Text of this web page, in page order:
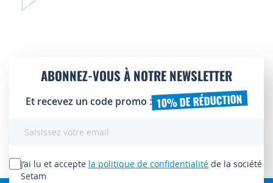
ABONNEZ-VOUS À NOTRE NEWSLETTER
Et recevez un code promo : 10% DE RÉDUCTION
lettre
d’information
J’ai lu et accepte la politique de confidentialité de la société
Setam